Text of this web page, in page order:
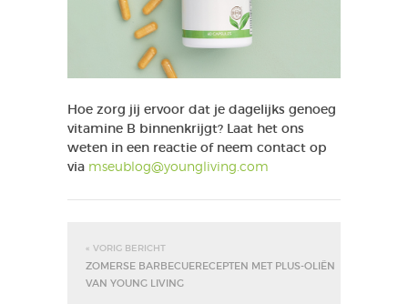
Hoe zorg jij ervoor dat je dagelijks genoeg
vitamine B binnenkrijgt? Laat het ons
weten in een reactie of neem contact op
via mseublog@youngliving.com
« VORIG BERICHT
ZOMERSE BARBECUERECEPTEN MET PLUS-OLIËN
VAN YOUNG LIVING